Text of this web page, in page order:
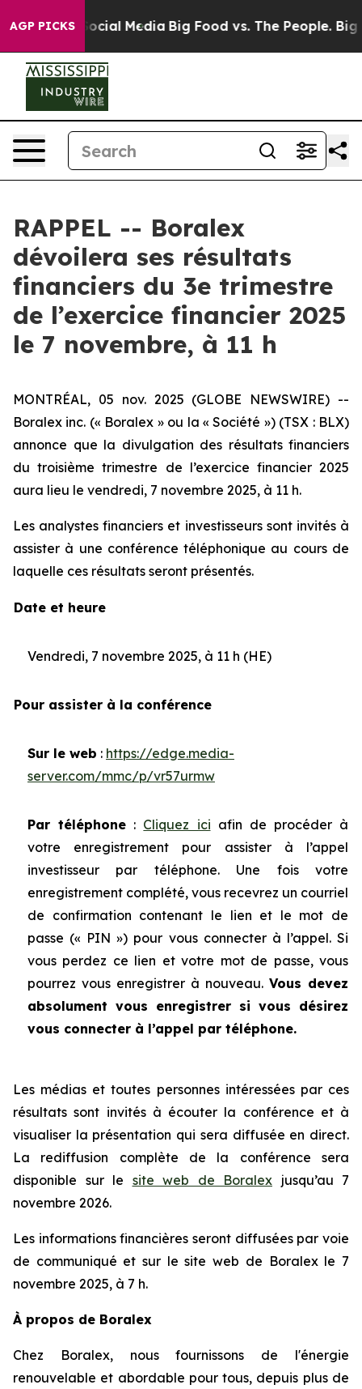
AGP PICKS
on Social Media Big Food vs. The People. Big
RAPPEL -- Boralex
dévoilera ses résultats
financiers du 3e trimestre
de l’exercice financier 2025
le 7 novembre, à 11 h
MONTRÉAL, 05 nov. 2025 (GLOBE NEWSWIRE) --
Boralex inc. (« Boralex » ou la « Société ») (TSX : BLX)
annonce que la divulgation des résultats financiers
du troisième trimestre de l’exercice financier 2025
aura lieu le vendredi, 7 novembre 2025, à 11 h.
Les analystes financiers et investisseurs sont invités à
assister à une conférence téléphonique au cours de
laquelle ces résultats seront présentés.
Date et heure
Vendredi, 7 novembre 2025, à 11 h (HE)
Pour assister à la conférence
Sur le web : https://edge.media-
server.com/mmc/p/vr57urmw
Par téléphone : Cliquez ici afin de procéder à
votre enregistrement pour assister à l’appel
investisseur par téléphone. Une fois votre
enregistrement complété, vous recevrez un courriel
de confirmation contenant le lien et le mot de
passe (« PIN ») pour vous connecter à l’appel. Si
vous perdez ce lien et votre mot de passe, vous
pourrez vous enregistrer à nouveau. Vous devez
absolument vous enregistrer si vous désirez
vous connecter à l’appel par téléphone.
Les médias et toutes personnes intéressées par ces
résultats sont invités à écouter la conférence et à
visualiser la présentation qui sera diffusée en direct.
La rediffusion complète de la conférence sera
disponible sur le site web de Boralex jusqu’au 7
novembre 2026.
Les informations financières seront diffusées par voie
de communiqué et sur le site web de Boralex le 7
novembre 2025, à 7 h.
À propos de Boralex
Chez Boralex, nous fournissons de l'énergie
renouvelable et abordable pour tous, depuis plus de